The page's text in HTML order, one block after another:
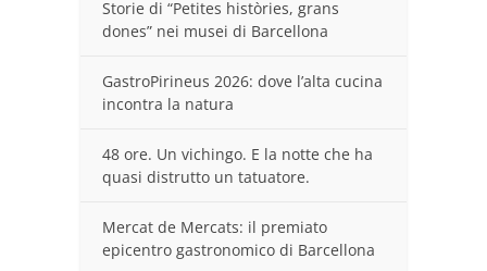
Storie di “Petites històries, grans
dones” nei musei di Barcellona
GastroPirineus 2026: dove l’alta cucina
incontra la natura
48 ore. Un vichingo. E la notte che ha
quasi distrutto un tatuatore.
Mercat de Mercats: il premiato
epicentro gastronomico di Barcellona